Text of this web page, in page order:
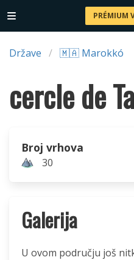
PRÉMIUM
Države 🇲🇦 Marokkó
cercle de
Broj vrhova
30
Galerija
U ovom području još